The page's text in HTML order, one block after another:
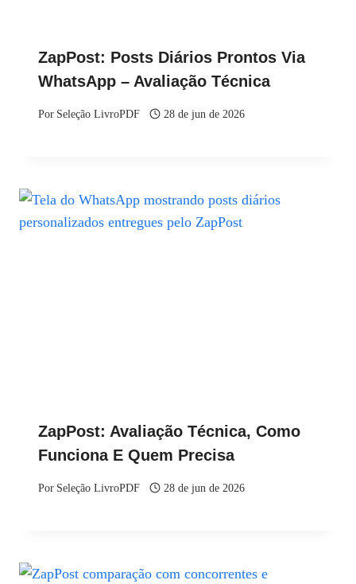
ZapPost: Posts Diários Prontos Via
WhatsApp – Avaliação Técnica
Por Seleção LivroPDF 28 de jun de 2026
ZapPost: Avaliação Técnica, Como
Funciona E Quem Precisa
Por Seleção LivroPDF 28 de jun de 2026